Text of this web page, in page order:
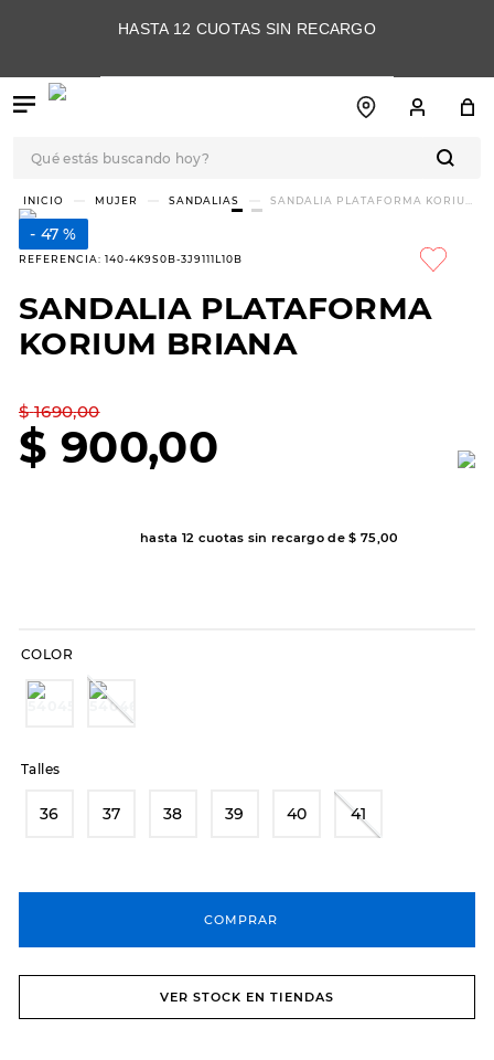
HASTA 12 CUOTAS SIN RECARGO
MUJER SANDALIAS
SANDALIA PLATAFORMA KORIUM
47 %
REFERENCIA: 140-4K9S0B-3J9111L10B
SANDALIA PLATAFORMA
KORIUM BRIANA
$ 1690,00
$ 900,00
hasta 12 cuotas sin recargo de$ 75,00
COLOR
Talles
36 37 38 39 40 41
COMPRAR
VER STOCK EN TIENDAS
TÉRMINOS MÁS
BUSCADOS
3.